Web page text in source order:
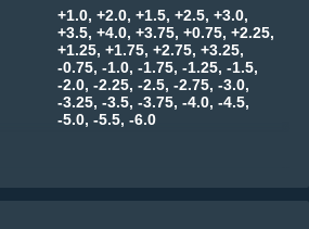
+1.0, +2.0, +1.5, +2.5, +3.0,
+3.5, +4.0, +3.75, +0.75, +2.25,
+1.25, +1.75, +2.75, +3.25,
-0.75, -1.0, -1.75, -1.25, -1.5,
-2.0, -2.25, -2.5, -2.75, -3.0,
-3.25, -3.5, -3.75, -4.0, -4.5,
-5.0, -5.5, -6.0